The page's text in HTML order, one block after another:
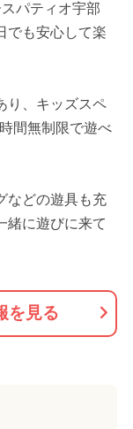
パティオ宇部
でも安心して楽
り、キッズスペ
間無制限で遊べ
などの遊具も充
緒に遊びに来て
を見る